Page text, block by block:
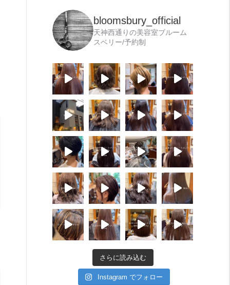
bloomsbury_official
天神西通りの美容室ブルーム
スベリー/予約制
さらに読み込む
Instagram でフォロー